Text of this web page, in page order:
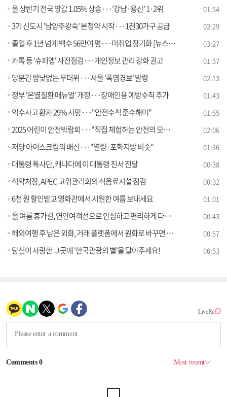
올 상반기 전국 땅값 1.05% 상승···'강남·용산' 1·2위 01:54
3기 신도시 '남양주왕숙' 본청약 시작···1천30가구 공급 02:29
졸업 후 1년 넘게 백수 56만여 명···미취업 장기화 [뉴스의 맥] 03:27
카톡 등 '슈퍼앱' 사전점검···개인정보 관리 강화 권고 01:57
당분간 밤낮없는 무더위···서울 '폭염경보' 발령 02:13
정부 '온열질환 매뉴얼' 개정···장애인용 예방수칙 추가 01:43
익수사고 환자 29% 사망···"안전수칙 준수해야" 01:55
2025 어린이 안전박람회···"직접 체험하는 안전의 모든 것" 02:06
저당 아이스크림의 배신···"열량·포화지방 비슷" 01:36
대통령 특사단, 캐나다에 이 대통령 친서 전달 00:38
식약처장, APEC 고위관리회의 식음료시설 점검 00:32
6천 원 할인받고 영화관에서 시원한 여름 보내세요 01:01
올 여름 휴가길, 연안여객선으로 안심하고 편리하게 다녀오세요! 00:43
해외여행 후 남은 외화, 거래 플랫폼에서 원화로 바꾸면 범죄자금 세탁 연루될 수 있어 00:57
당신이 사랑한 그곳에 '한국관광의 별'을 달아주세요! 00:53